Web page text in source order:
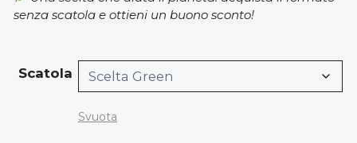
senza scatola e ottieni un buono sconto!
Scatola
Svuota